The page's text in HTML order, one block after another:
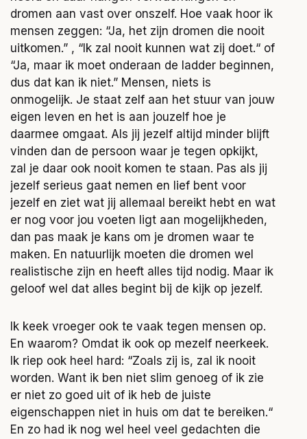
dromen aan vast over onszelf. Hoe vaak hoor ik
mensen zeggen: “Ja, het zijn dromen die nooit
uitkomen.” , “Ik zal nooit kunnen wat zij doet.“ of
“Ja, maar ik moet onderaan de ladder beginnen,
dus dat kan ik niet.” Mensen, niets is
onmogelijk. Je staat zelf aan het stuur van jouw
eigen leven en het is aan jouzelf hoe je
daarmee omgaat. Als jij jezelf altijd minder blijft
vinden dan de persoon waar je tegen opkijkt,
zal je daar ook nooit komen te staan. Pas als jij
jezelf serieus gaat nemen en lief bent voor
jezelf en ziet wat jij allemaal bereikt hebt en wat
er nog voor jou voeten ligt aan mogelijkheden,
dan pas maak je kans om je dromen waar te
maken. En natuurlijk moeten die dromen wel
realistische zijn en heeft alles tijd nodig. Maar ik
geloof wel dat alles begint bij de kijk op jezelf.
Ik keek vroeger ook te vaak tegen mensen op.
En waarom? Omdat ik ook op mezelf neerkeek.
Ik riep ook heel hard: “Zoals zij is, zal ik nooit
worden. Want ik ben niet slim genoeg of ik zie
er niet zo goed uit of ik heb de juiste
eigenschappen niet in huis om dat te bereiken.“
En zo had ik nog wel heel veel gedachten die